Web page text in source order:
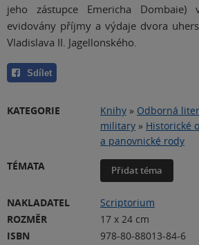
jeho zástupce Emericha Dombaie)
evidovány příjmy a výdaje dvora
Vladislava II. Jagellonského.
Sdílet
KATEGORIE Knihy » Odborná
military » Historické
a panovnické rody
TÉMATA
Přidat téma
NAKLADATEL
Scriptorium
ROZMĚR
17 x 24 cm
ISBN
978-80-88013-84-6